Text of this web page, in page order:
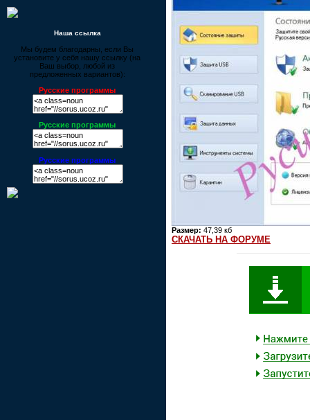
Наша ссылка
Мы будем благодарны, если Вы
установите у себя нашу ссылку (на
Ваш выбор, любой из
предложенных вариантов):
Русские программы
Русские программы
Русские программы
Размер: 47,39 кб
СКАЧАТЬ НА ФОРУМЕ